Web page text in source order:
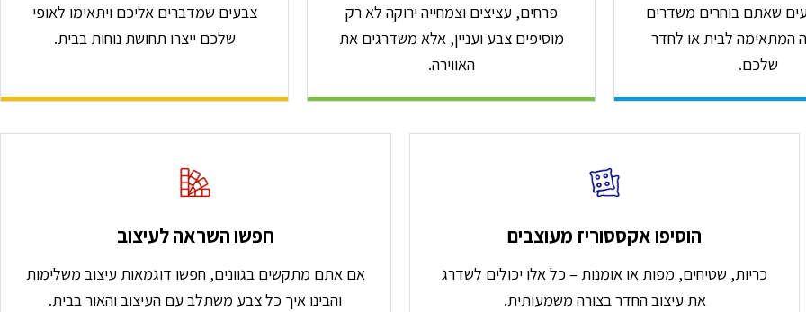
שאתם בוחרים משדרים
המתאימה לבית או לחדר
שלכם.
פרחים, עציצים וצמחייה ירוקה לא רק
מוסיפים צבע ועניין, אלא משדרגים את
האווירה.
צבעים שמדברים אליכם ויתאימו לאופי
שלכם ייצרו תחושת נוחות בבית.
הוסיפו אקססוריז מעוצבים
כריות, שטיחים, מפות או אומנות – כל אלו יכולים לשדרג
את עיצוב החדר בצורה משמעותית.
חפשו השראה לעיצוב
אם אתם מתקשים בגוונים, חפשו דוגמאות עיצוב משלימות
והבינו איך כל צבע משתלב עם העיצוב והאור בבית.